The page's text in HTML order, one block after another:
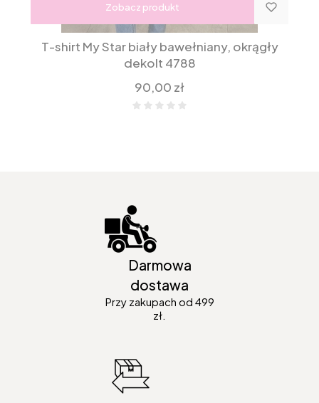
Zobacz produkt
T-shirt My Star biały bawełniany, okrągły
dekolt 4788
Cena
90,00 zł
Darmowa
dostawa
Przy zakupach od 499
zł.